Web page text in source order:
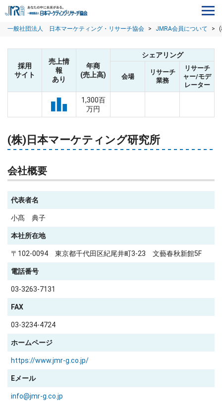
一般社団法人 日本マーケティング・リサーチ協会 > JMRA会員について >
採用
サイト
売上情
報
あり
年商
(売上高)
シェアリング
会場
リサーチ
業務
リサーチ
ャー/モデ
レーター
1,300百
万円
(株)日本マーケティング研究所
会社概要
代表者名
小髙 典子
本社所在地
〒102-0094 東京都千代田区紀尾井町3-23 文藝春秋新館5F
電話番号
03-3263-7131
FAX
03-3234-4724
ホームページ
https://www.jmr-g.co.jp/
Eメール
info@jmr-g.co.jp